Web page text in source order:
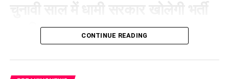
का पिटारा
2500 नए पदों पर भर्ती प्रक्रिया शुरू करने जा रहा है। इसके साथ ही
CONTINUE READING